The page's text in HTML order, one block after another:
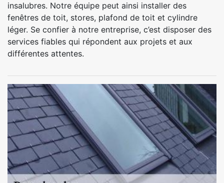
insalubres. Notre équipe peut ainsi installer des
fenêtres de toit, stores, plafond de toit et cylindre
léger. Se confier à notre entreprise, c’est disposer des
services fiables qui répondent aux projets et aux
différentes attentes.